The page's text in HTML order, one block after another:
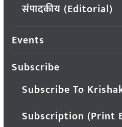
संपादकीय (Editorial)
Events
Subscribe
Subscribe To
Subscription (Print